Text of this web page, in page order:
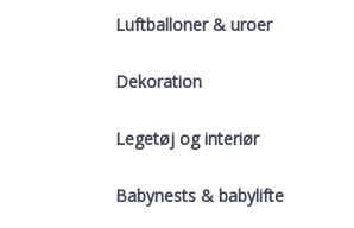
Luftballoner & uroer
Dekoration
Legetøj og interiør
Babynests & babylifte